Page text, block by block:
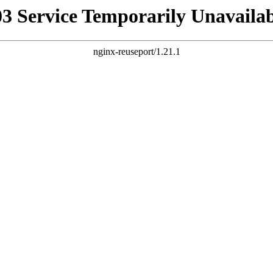
Service Temporarily
nginx-reuseport/1.21.1